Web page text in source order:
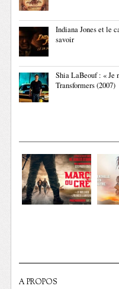
Indiana Jones et le
savoir
Shia LaBeouf : « Je
Transformers (2007)
A PROPOS